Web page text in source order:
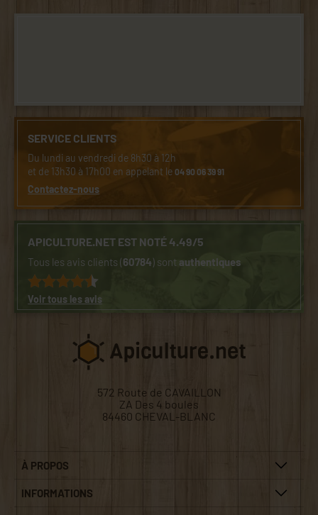
SERVICE CLIENTS
Du lundi au vendredi de 8h30 à 12h
et de 13h30 à 17h00 en appelant le04 90 06 39 91
Contactez-nous
APICULTURE.NET EST NOTÉ 4.49/5
Tous les avis clients (60784) sontauthentiques
Voir tous les avis
572 Route de CAVAILLON
ZA Des 4 boules
84460 CHEVAL-BLANC
À PROPOS
INFORMATIONS